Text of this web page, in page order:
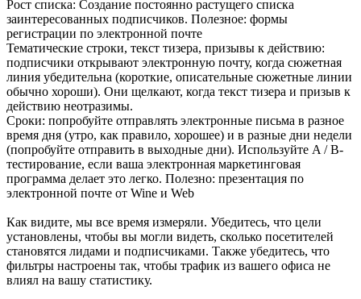
Рост списка: Создание постоянно растущего списка
заинтересованных подписчиков. Полезное: формы
регистрации по электронной почте
Тематические строки, текст тизера, призывы к действию:
подписчики открывают электронную почту, когда сюжетная
линия убедительна (короткие, описательные сюжетные линии
обычно хороши). Они щелкают, когда текст тизера и призыв к
действию неотразимы.
Сроки: попробуйте отправлять электронные письма в разное
время дня (утро, как правило, хорошее) и в разные дни недели
(попробуйте отправить в выходные дни). Используйте A / B-
тестирование, если ваша электронная маркетинговая
программа делает это легко. Полезно: презентация по
электронной почте от Wine и Web
Как видите, мы все время измеряли. Убедитесь, что цели
установлены, чтобы вы могли видеть, сколько посетителей
становятся лидами и подписчиками. Также убедитесь, что
фильтры настроены так, чтобы трафик из вашего офиса не
влиял на вашу статистику.